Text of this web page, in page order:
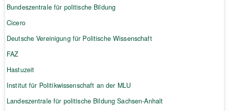
Bundeszentrale für politische Bildung
Cicero
Deutsche Vereinigung für Politische Wissenschaft
FAZ
Hastuzeit
Institut für Politikwissenschaft an der MLU
Landeszentrale für politische Bildung Sachsen-Anhalt